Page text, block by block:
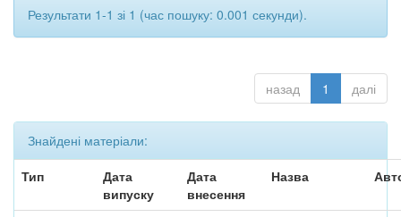
Результати 1-1 зі 1 (час пошуку: 0.001 секунди).
назад 1 далі
Знайдені матеріали:
Тип
Дата
випуску
Дата
внесення
Назва